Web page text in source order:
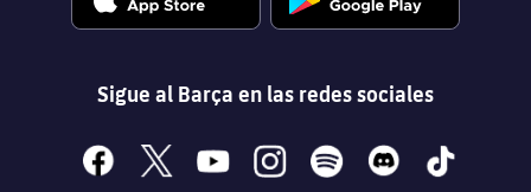
Sigue al Barça en las redes sociales
facebook
x youtubeinstagramspotify discord tiktok